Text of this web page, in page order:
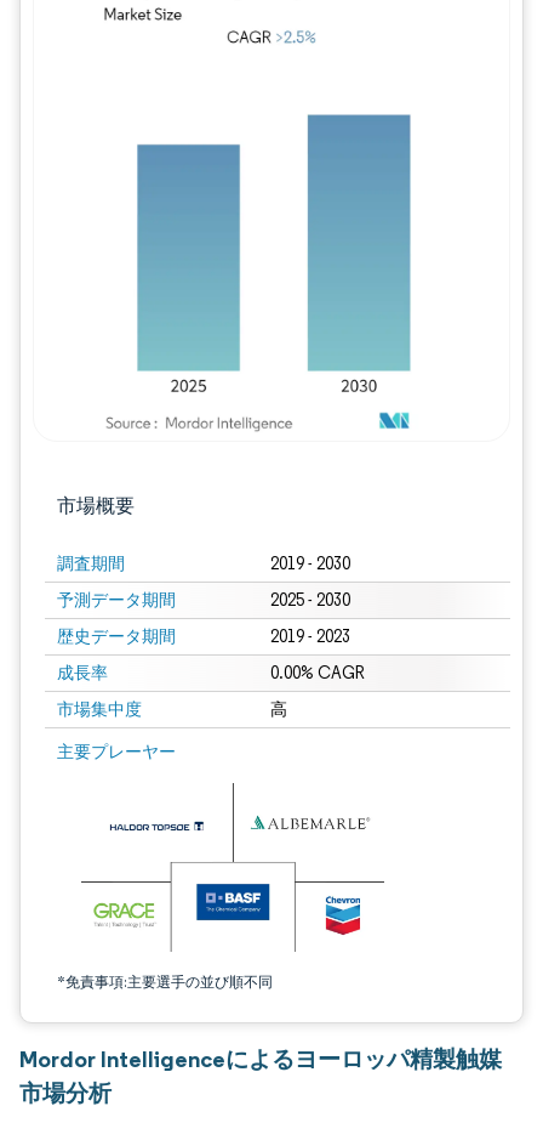
市場概要
調査期間 2019 - 2030
予測データ期間 2025 - 2030
歴史データ期間 2019 - 2023
成長率 0.00% CAGR
市場集中度 高
主要プレーヤー
*免責事項:主要選手の並び順不同
画像 © Mordor Intelligence。再利用にはCC BY 4.0の表示が必要です。
Mordor Intelligenceによるヨーロッパ精製触媒
市場分析